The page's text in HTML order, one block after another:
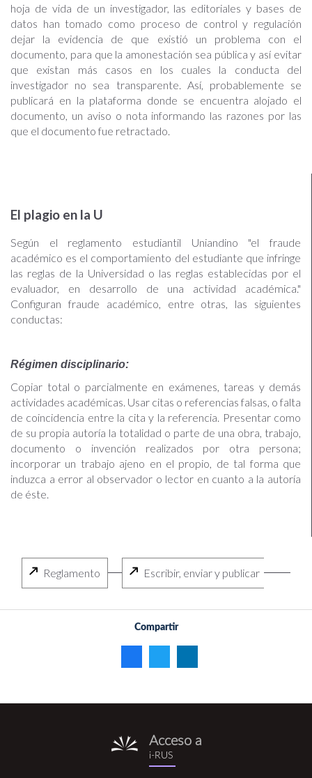
hoja de vida de un investigador, las editoriales y bases de
datos han tomado como proceso de control y regulación
dejar la evidencia de que existió un problema con el
documento, para que la amonestación sea pública y así evitar
que existan más casos en los cuales la conducta del
investigador no sea transparente. Así, probablemente se
publicará en la plataforma donde se encuentra alojado el
documento, un aviso o nota informando las razones por las
que el documento fue retractado.
El plagio en la U
Según el reglamento estudiantil Uniandino "el fraude
académico es el comportamiento del estudiante que infringe
las reglas de la Universidad o las reglas establecidas por el
evaluador, en desarrollo de una actividad académica."
Configuran fraude académico, entre otras, las siguientes
conductas:
Régimen disciplinario:
Copiar total o parcialmente en exámenes, tareas y demás
actividades académicas. Usar citas o referencias falsas, o falta
de coincidencia entre la cita y la referencia. Presentar como
de su propia autoría la totalidad o parte de una obra, trabajo,
documento o invención realizados por otra persona;
incorporar un trabajo ajeno en el propio, de tal forma que
induzca a error al observador o lector en cuanto a la autoría
de éste.
Reglamento Escribir, enviar y publicar
Compartir
i-
rus.png
Acceso a
i-RUS